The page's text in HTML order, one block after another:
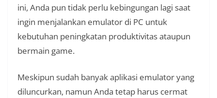
ini, Anda pun tidak perlu kebingungan lagi saat
ingin menjalankan emulator di PC untuk
kebutuhan peningkatan produktivitas ataupun
bermain game.
Meskipun sudah banyak aplikasi emulator yang
diluncurkan, namun Anda tetap harus cermat